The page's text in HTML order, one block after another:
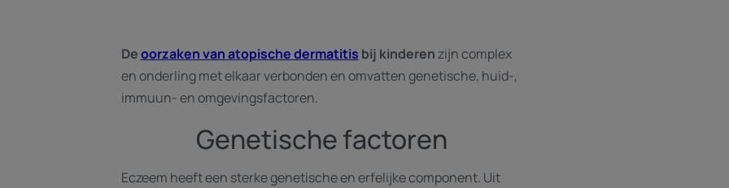
Deoorzaken van atopische dermatitis bij kinderenzijn complex
en onderling met elkaar verbonden en omvatten genetische, huid-,
immuun- en omgevingsfactoren.
Genetische factoren
Eczeem heeft een sterke genetische en erfelijke component. Uit